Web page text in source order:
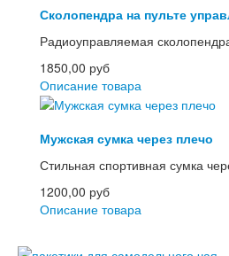
Сколопендра на пульте
Радиоуправляемая
1850,00 руб
Описание товара
Мужская сумка через плечо
Стильная спортивная сумка
1200,00 руб
Описание товара